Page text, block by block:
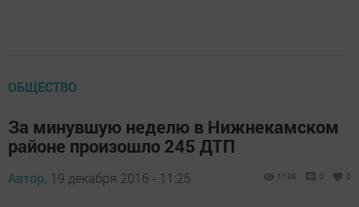
ОБЩЕСТВО
За минувшую неделю в Нижнекамском
районе произошло 245 ДТП
Автор, 19 декабря 2016 - 11:25 1138 0 0